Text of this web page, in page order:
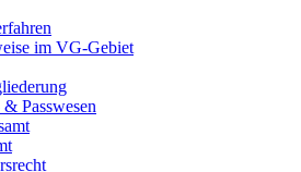
im VG-Gebiet
Passwesen